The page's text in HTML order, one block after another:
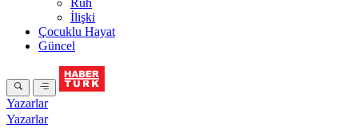
Ruh
İlişki
Çocuklu Hayat
Güncel
Yazarlar
Yazarlar